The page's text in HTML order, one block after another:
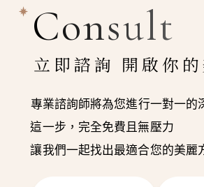
Consult
立即諮詢 開啟你
專業諮詢師將為您進行一對一的
這一步，完全免費且無壓力
讓我們一起找出最適合您的美麗